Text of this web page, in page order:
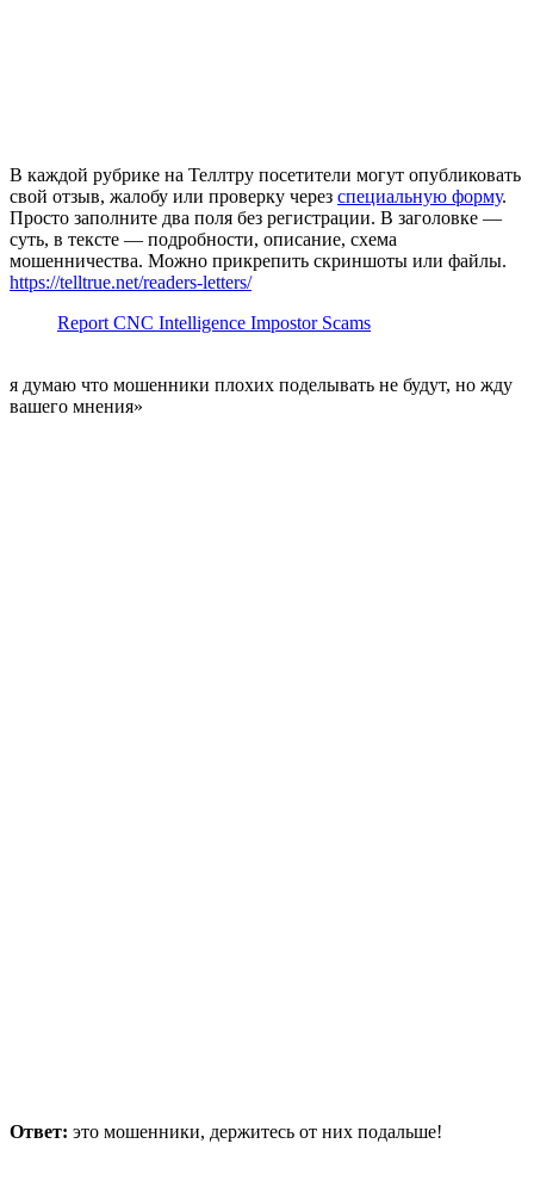
В каждой рубрике на Теллтру посетители могут опубликовать
свой отзыв, жалобу или проверку через специальную форму.
Просто заполните два поля без регистрации. В заголовке —
суть, в тексте — подробности, описание, схема
мошенничества. Можно прикрепить скриншоты или файлы.
https://telltrue.net/readers-letters/
Report CNC Intelligence Impostor Scams
я думаю что мошенники плохих поделывать не будут, но жду
вашего мнения»
Ответ: это мошенники, держитесь от них подальше!